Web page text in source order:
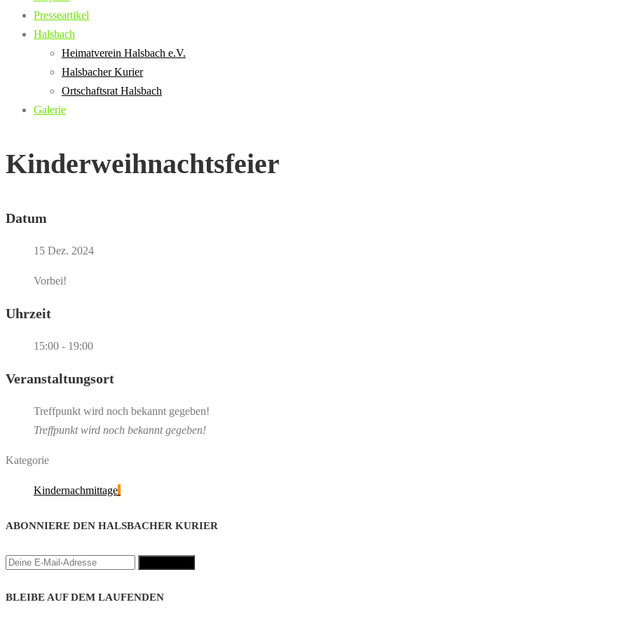
Presseartikel
Halsbach
Heimatverein Halsbach e.V.
Halsbacher Kurier
Ortschaftsrat Halsbach
Galerie
Kinderweihnachtsfeier
Datum
15 Dez. 2024
Vorbei!
Uhrzeit
15:00 - 19:00
Veranstaltungsort
Treffpunkt wird noch bekannt gegeben!
Treffpunkt wird noch bekannt gegeben!
Kategorie
Kindernachmittage
ABONNIERE DEN HALSBACHER KURIER
BLEIBE AUF DEM LAUFENDEN